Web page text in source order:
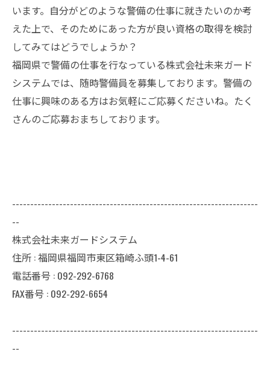
います。自分がどのような警備の仕事に就きたいのか考
えた上で、そのためにあった方が良い資格の取得を検討
してみてはどうでしょうか？
福岡県で警備の仕事を行なっている株式会社未来ガード
システムでは、随時警備員を募集しております。警備の
仕事に興味のある方はお気軽にご応募くださいね。たく
さんのご応募おまちしております。
--------------------------------------------------------------------
--
株式会社未来ガードシステム
住所 : 福岡県福岡市東区箱崎ふ頭1-4-61
電話番号 : 092-292-6768
FAX番号 : 092-292-6654
--------------------------------------------------------------------
--